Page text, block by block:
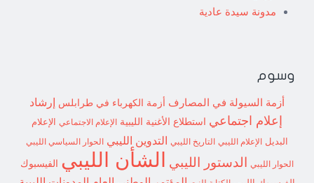
مدونة سيدة عادية
وسوم
أزمة السيولة في المصارف أزمة الكهرباء في طرابلس إرشاد
إعلام اجتماعي استطلاع الأغنية الليبية الإعلام الاجتماعي
الإعلام
البديل الإعلام الليبي التاريخ الليبي التدوين الليبي الحوار السياسي الليبي
الحوار الليبي الدستور الليبي الشأن الليبي الفيسبوك